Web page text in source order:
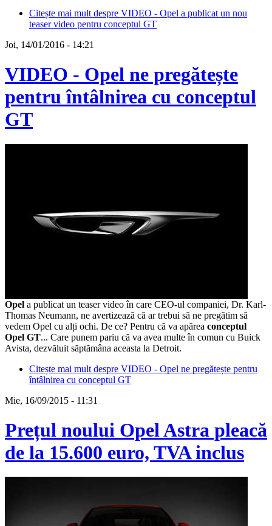
Citește mai mult despre VIDEO - Opel a publicat un nou
teaser video pentru conceptul GT
Joi, 14/01/2016 - 14:21
VIDEO - Opel ne pregătește
pentru întâlnirea cu conceptul
GT
Opel a publicat un teaser video în care CEO-ul companiei, Dr. Karl-
Thomas Neumann, ne avertizează că ar trebui să ne pregătim să
vedem Opel cu alți ochi. De ce? Pentru că va apărea conceptul
Opel GT... Care punem pariu că va avea multe în comun cu Buick
Avista, dezvăluit săptămâna aceasta la Detroit.
Citește mai mult despre VIDEO - Opel ne pregătește pentru
întâlnirea cu conceptul GT
Mie, 16/09/2015 - 11:31
Prețul noului Opel Astra pleacă
de la 15.600 euro, TVA inclus